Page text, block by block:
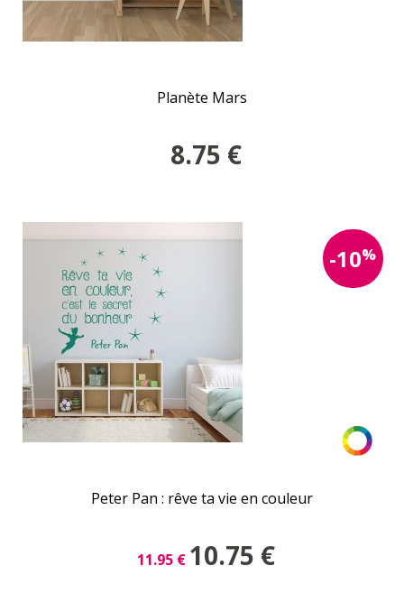
Planète Mars
8.75 €
-10%
Peter Pan : rêve ta vie en couleur
11.95 € 10.75 €